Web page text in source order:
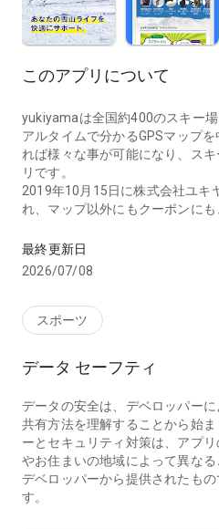
このアプリについて
yukiyamaは全国約400のスキー
アルタイムで分かるGPSマップ
れば様々な事が可能になり、ス
リです。
2019年10月15日に株式会社ユキ
れ、マップ以外にもクーポンにも
以外にも色んな楽しみ方が出来る
た。
「全国約400スキー場情報がこの
全国約400箇所のスキー場を網羅
量・雪質などの情報をリアルタ
キー場の特長やコース詳細お得
めの情報も簡単に取得可能です。
また、行きたい希望からスキー
なたの要望に近いスキー場を検
最終更新日
2026/07/08
スポーツ
データ セーフティ
データの安全は、デベロッパーに
共有方法を理解することから始
ーとセキュリティ対策は、アプ
やお住まいの地域によって異な
デベロッパーから提供されたも
す。